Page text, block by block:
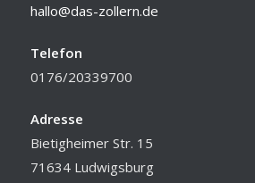
hallo@das-zollern.de
Telefon
0176/20339700
Adresse
Bietigheimer Str. 15
71634 Ludwigsburg